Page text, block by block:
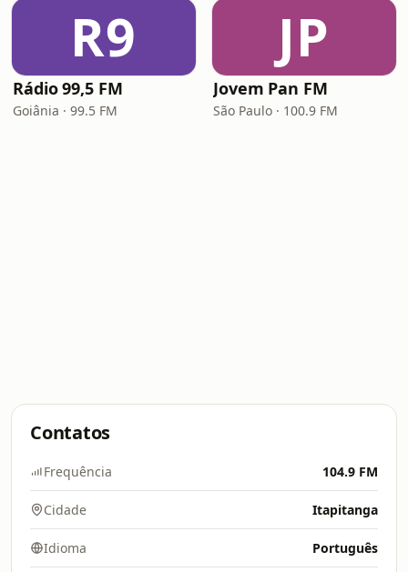
R9
Rádio 99,5 FM
Goiânia · 99.5 FM
JP
Jovem Pan FM
São Paulo · 100.9 FM
Contatos
Frequência 104.9 FM
Cidade Itapitanga
Idioma Português